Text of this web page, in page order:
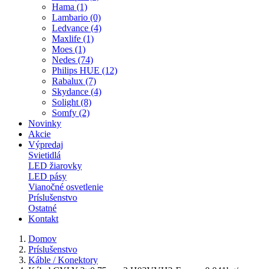
Hama (1)
Lambario (0)
Ledvance (4)
Maxlife (1)
Moes (1)
Nedes (74)
Philips HUE (12)
Rabalux (7)
Skydance (4)
Solight (8)
Somfy (2)
Novinky
Akcie
Výpredaj
Svietidlá
LED žiarovky
LED pásy
Vianočné osvetlenie
Príslušenstvo
Ostatné
Kontakt
Domov
Príslušenstvo
Káble / Konektory